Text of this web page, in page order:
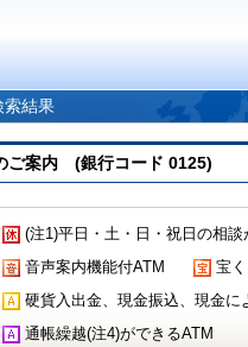
索結果
ご案内 (銀行コード 0125)
(注1)平日・土・日・祝日の相談
音声案内機能付ATM
宝
硬貨入出金、現金振込、現金
通帳繰越(注4)ができるATM